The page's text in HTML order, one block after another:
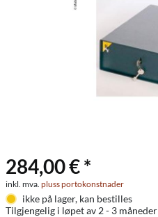
284,00 € *
inkl. mva. pluss portokonstnader
ikke på lager, kan bestilles
Tilgjengelig i løpet av 2 - 3 måneder